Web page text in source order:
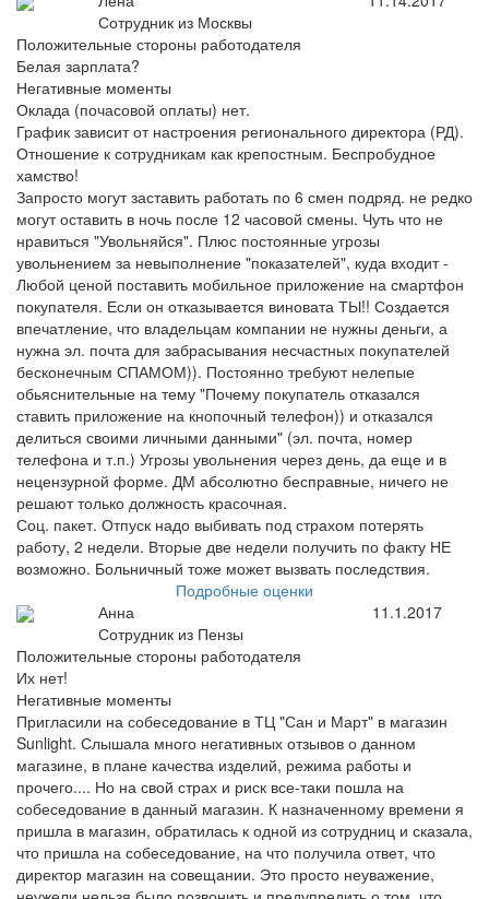
Сотрудник из Москвы
Положительные стороны работодателя
Белая зарплата?
Негативные моменты
Оклада (почасовой оплаты) нет.
График зависит от настроения регионального директора (РД).
Отношение к сотрудникам как крепостным. Беспробудное
хамство!
Запросто могут заставить работать по 6 смен подряд. не редко
могут оставить в ночь после 12 часовой смены. Чуть что не
нравиться "Увольняйся". Плюс постоянные угрозы
увольнением за невыполнение "показателей", куда входит -
Любой ценой поставить мобильное приложение на смартфон
покупателя. Если он отказывается виновата ТЫ!! Создается
впечатление, что владельцам компании не нужны деньги, а
нужна эл. почта для забрасывания несчастных покупателей
бесконечным СПАМОМ)). Постоянно требуют нелепые
обьяснительные на тему "Почему покупатель отказался
ставить приложение на кнопочный телефон)) и отказался
делиться своими личными данными" (эл. почта, номер
телефона и т.п.) Угрозы увольнения через день, да еще и в
нецензурной форме. ДМ абсолютно бесправные, ничего не
решают только должность красочная.
Соц. пакет. Отпуск надо выбивать под страхом потерять
работу, 2 недели. Вторые две недели получить по факту НЕ
возможно. Больничный тоже может вызвать последствия.
Подробные оценки
Анна
Сотрудник из Пензы
11.1.2017
Положительные стороны работодателя
Их нет!
Негативные моменты
Пригласили на собеседование в ТЦ "Сан и Март" в магазин
Sunlight. Слышала много негативных отзывов о данном
магазине, в плане качества изделий, режима работы и
прочего.... Но на свой страх и риск все-таки пошла на
собеседование в данный магазин. К назначенному времени я
пришла в магазин, обратилась к одной из сотрудниц и сказала,
что пришла на собеседование, на что получила ответ, что
директор магазин на совещании. Это просто неуважение,